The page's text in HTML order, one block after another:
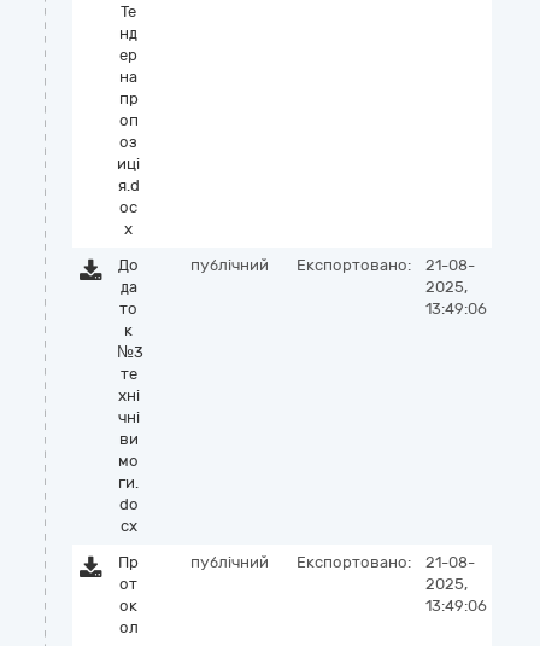
Те
нд
ер
на
пр
оп
оз
иці
я.d
oc
x
До
да
то
к
№3
те
хні
чні
ви
мо
ги.
do
cx
публічний Експортовано:
21-08-
2025,
13:49:06
Пр
от
ок
ол
публічний Експортовано:
21-08-
2025,
13:49:06